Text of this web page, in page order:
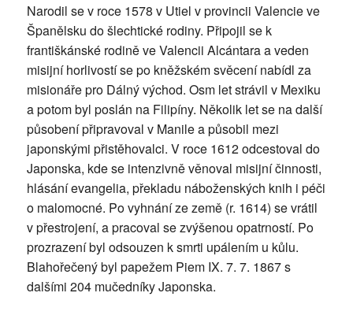
Narodil se v roce 1578 v Utiel v provincii Valencie ve
Španělsku do šlechtické rodiny. Připojil se k
františkánské rodině ve Valencii Alcántara a veden
misijní horlivostí se po kněžském svěcení nabídl za
misionáře pro Dálný východ. Osm let strávil v Mexiku
a potom byl poslán na Filipíny. Několik let se na další
působení připravoval v Manile a působil mezi
japonskými přistěhovalci. V roce 1612 odcestoval do
Japonska, kde se intenzivně věnoval misijní činnosti,
hlásání evangelia, překladu náboženských knih i péči
o malomocné. Po vyhnání ze země (r. 1614) se vrátil
v přestrojení, a pracoval se zvýšenou opatrností. Po
prozrazení byl odsouzen k smrti upálením u kůlu.
Blahořečený byl papežem Piem IX. 7. 7. 1867 s
dalšími 204 mučedníky Japonska.